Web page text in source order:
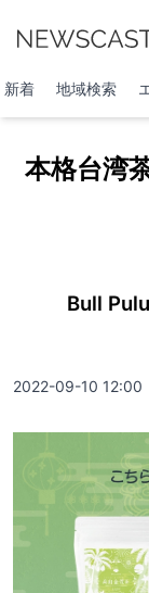
新着 地域検索
本格台湾
Bull
2022-09-10 12:00